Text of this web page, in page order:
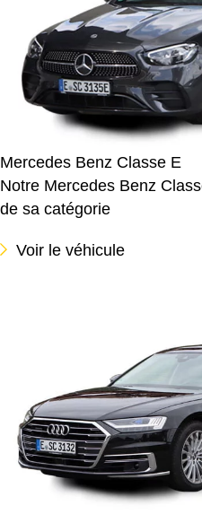
Mercedes Benz Classe E
Notre Mercedes Benz
de sa catégorie
Voir le véhicule